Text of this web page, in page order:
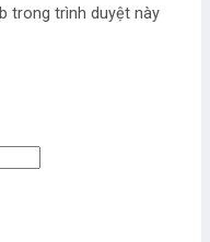
trong trình duyệt này